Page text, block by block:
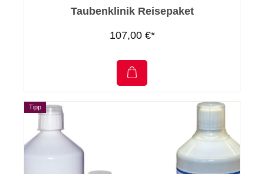
Taubenklinik Reisepaket
107,00 €*
Tipp